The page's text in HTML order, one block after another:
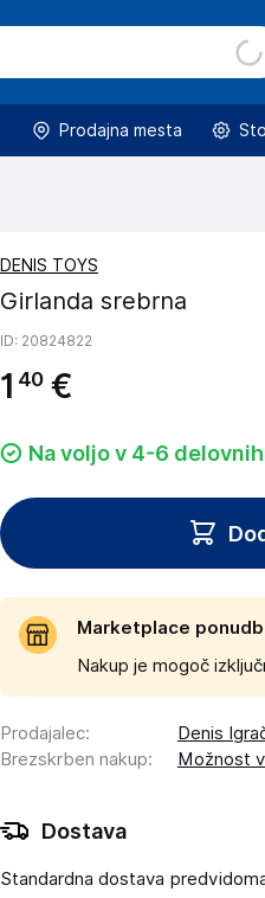
Prodajna mesta
DENIS TOYS
Girlanda srebrna
ID: 20824822
1 40 €
Na voljo v 4-6
Marketplace
Nakup je mogoč
Prodajalec:
Denis
Brezskrben nakup: Možnost
Dostava
Standardna dostava